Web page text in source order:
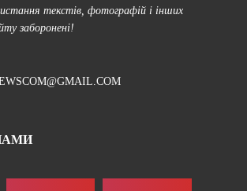
текстів, фотографій і інших
заборонені!